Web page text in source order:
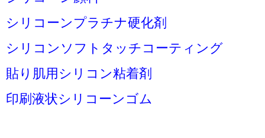
シリコーンプラチナ硬化剤
シリコンソフトタッチコーティング
貼り肌用シリコン粘着剤
印刷液状シリコーンゴム